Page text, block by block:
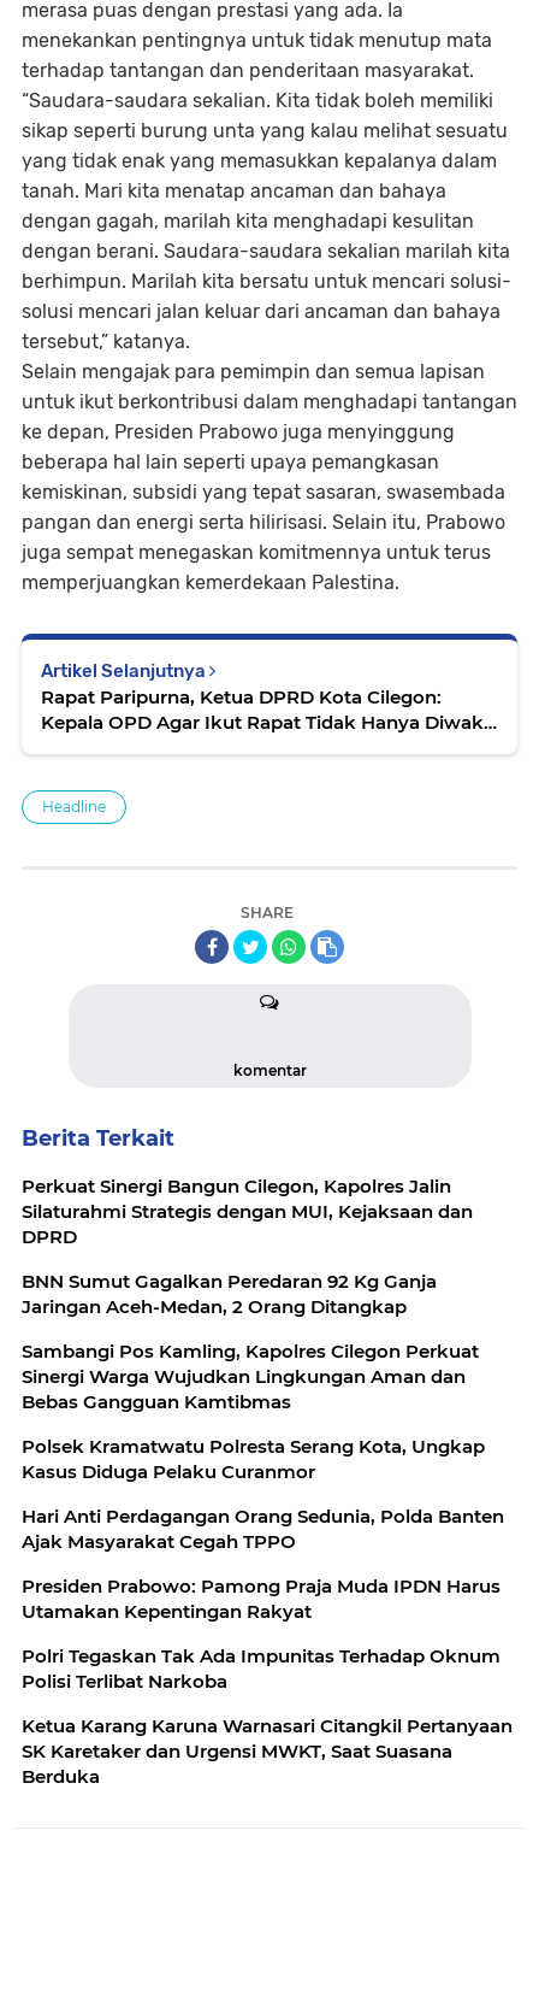
merasa puas dengan prestasi yang ada. Ia
menekankan pentingnya untuk tidak menutup mata
terhadap tantangan dan penderitaan masyarakat.
“Saudara-saudara sekalian. Kita tidak boleh memiliki
sikap seperti burung unta yang kalau melihat sesuatu
yang tidak enak yang memasukkan kepalanya dalam
tanah. Mari kita menatap ancaman dan bahaya
dengan gagah, marilah kita menghadapi kesulitan
dengan berani. Saudara-saudara sekalian marilah kita
berhimpun. Marilah kita bersatu untuk mencari solusi-
solusi mencari jalan keluar dari ancaman dan bahaya
tersebut,” katanya.
Selain mengajak para pemimpin dan semua lapisan
untuk ikut berkontribusi dalam menghadapi tantangan
ke depan, Presiden Prabowo juga menyinggung
beberapa hal lain seperti upaya pemangkasan
kemiskinan, subsidi yang tepat sasaran, swasembada
pangan dan energi serta hilirisasi. Selain itu, Prabowo
juga sempat menegaskan komitmennya untuk terus
memperjuangkan kemerdekaan Palestina.
Artikel Selanjutnya
Rapat Paripurna, Ketua DPRD Kota Cilegon:
Kepala OPD Agar Ikut Rapat Tidak Hanya Diwakili
Headline
SHARE
komentar
Berita Terkait
Perkuat Sinergi Bangun Cilegon, Kapolres Jalin
Silaturahmi Strategis dengan MUI, Kejaksaan dan
DPRD
BNN Sumut Gagalkan Peredaran 92 Kg Ganja
Jaringan Aceh-Medan, 2 Orang Ditangkap
Sambangi Pos Kamling, Kapolres Cilegon Perkuat
Sinergi Warga Wujudkan Lingkungan Aman dan
Bebas Gangguan Kamtibmas
Polsek Kramatwatu Polresta Serang Kota, Ungkap
Kasus Diduga Pelaku Curanmor
Hari Anti Perdagangan Orang Sedunia, Polda Banten
Ajak Masyarakat Cegah TPPO
Presiden Prabowo: Pamong Praja Muda IPDN Harus
Utamakan Kepentingan Rakyat
Polri Tegaskan Tak Ada Impunitas Terhadap Oknum
Polisi Terlibat Narkoba
Ketua Karang Karuna Warnasari Citangkil Pertanyaan
SK Karetaker dan Urgensi MWKT, Saat Suasana
Berduka